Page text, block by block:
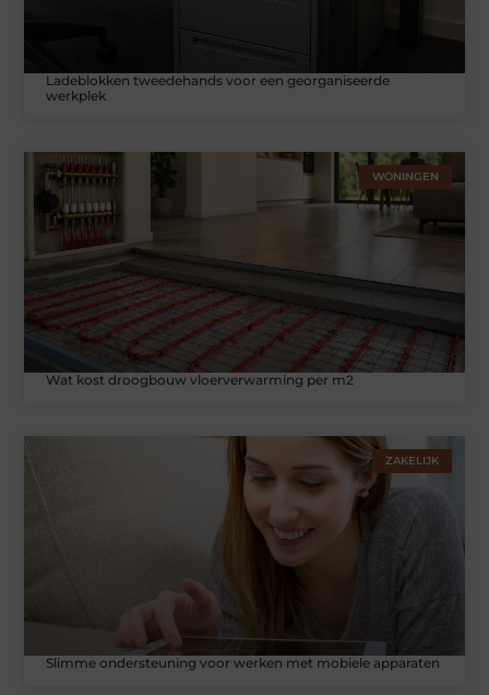
Ladeblokken tweedehands voor een georganiseerde
werkplek
WONINGEN
Wat kost droogbouw vloerverwarming per m2
ZAKELIJK
Slimme ondersteuning voor werken met mobiele apparaten